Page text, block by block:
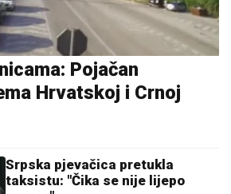
Pojačan
Hrvatskoj i Crnoj
Srpska pjevačica pretukla
taksistu: "Čika se nije lijepo